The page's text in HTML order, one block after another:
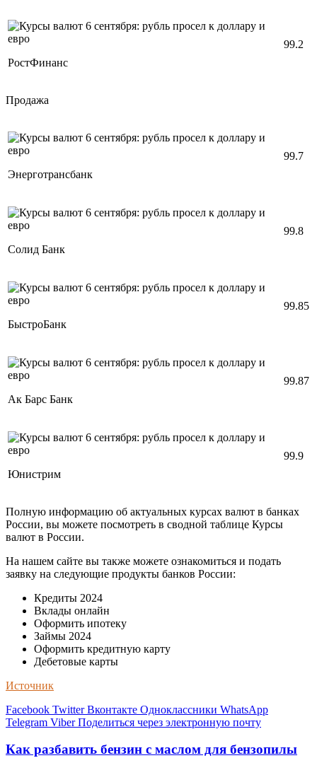
РостФинанс
99.2
Продажа
Энерготрансбанк
99.7
Солид Банк
99.8
БыстроБанк
99.85
Ак Барс Банк
99.87
Юнистрим
99.9
Полную информацию об актуальных курсах валют в банках
России, вы можете посмотреть в сводной таблице Курсы
валют в России.
На нашем сайте вы также можете ознакомиться и подать
заявку на следующие продукты банков России:
Кредиты 2024
Вклады онлайн
Оформить ипотеку
Займы 2024
Оформить кредитную карту
Дебетовые карты
Источник
Facebook Twitter Вконтакте Одноклассники WhatsApp
Telegram Viber Поделиться через электронную почту
Как разбавить бензин с маслом для бензопилы